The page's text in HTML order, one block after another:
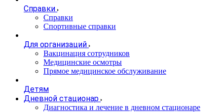
Справки
Справки
Спортивные справки
Для организаций
Вакцинация сотрудников
Медицинские осмотры
Прямое медицинское обслуживание
Детям
Дневной стационар
Диагностика и лечение в дневном стационаре